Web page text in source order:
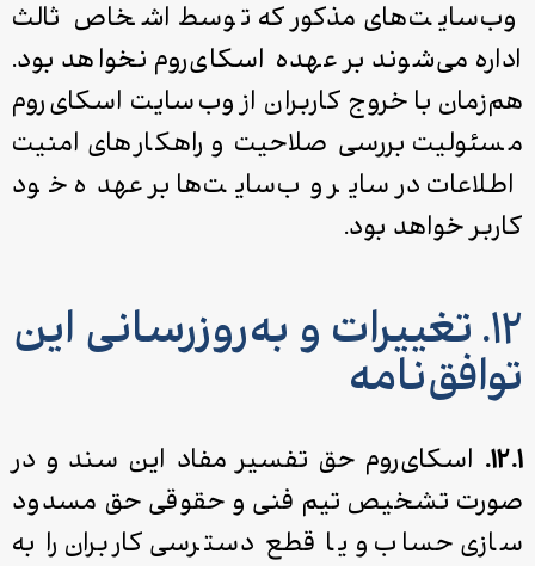
وب‌سایت‌های مذکور که توسط اشخاص ثالث
اداره می‌شوند بر عهده اسکای‌روم نخواهد بود.
هم‌زمان با خروج کاربران از وب‌سایت اسکای‌روم
مسئولیت بررسی صلاحیت و راهکارهای‌ امنیت
اطلاعات در سایر وب‌سایت‌ها بر عهده خود
کاربر خواهد بود.
۱۲. تغییرات و به‌روزرسانی این
توافق‌نامه
۱۲.۱. اسکای‌روم حق تفسیر مفاد این سند و در
صورت تشخیص تیم فنی و حقوقی حق مسدود
سازی حساب و یا قطع دسترسی کاربران را به